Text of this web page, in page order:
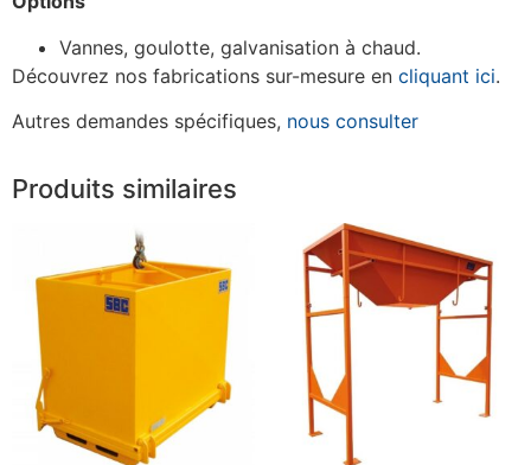
Vannes, goulotte, galvanisation à chaud.
Découvrez nos fabrications sur-mesure en cliquant ici.
Autres demandes spécifiques, nous consulter
Produits similaires